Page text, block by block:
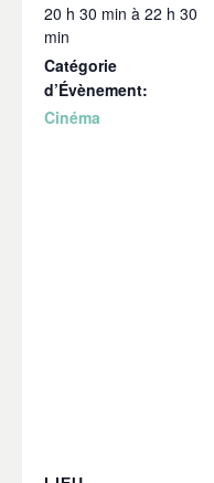
20 h 30 min à 22 h 30
min
Catégorie
d’Évènement:
Cinéma